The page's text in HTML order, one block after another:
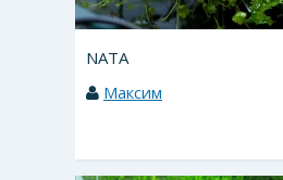
NATA
Максим